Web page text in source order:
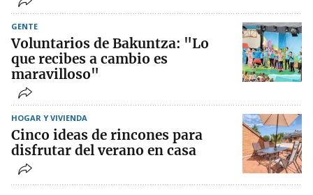
GENTE
Voluntarios de Bakuntza: "Lo
que recibes a cambio es
maravilloso"
HOGAR Y VIVIENDA
Cinco ideas de rincones para
disfrutar del verano en casa